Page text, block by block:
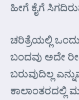
ಹೀಗೆ ಕೈಗೆ
ಚರಿತ್ರೆಯಲ್ಲಿ
ಬಂದವು ಅದೇ
ಬರುವುದಿಲ್ಲ
ಕಾಲಾಂತರದಲ್ಲಿ